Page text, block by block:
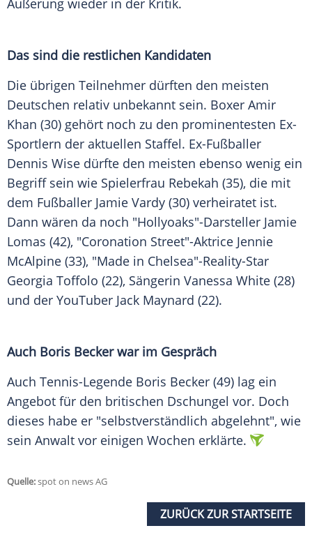
Äußerung wieder in der Kritik.
Das sind die restlichen Kandidaten
Die übrigen Teilnehmer dürften den meisten
Deutschen relativ unbekannt sein. Boxer Amir
Khan (30) gehört noch zu den prominentesten Ex-
Sportlern der aktuellen Staffel. Ex-Fußballer
Dennis Wise dürfte den meisten ebenso wenig ein
Begriff sein wie Spielerfrau Rebekah (35), die mit
dem Fußballer Jamie Vardy (30) verheiratet ist.
Dann wären da noch "Hollyoaks"-Darsteller Jamie
Lomas (42), "Coronation Street"-Aktrice Jennie
McAlpine (33), "Made in Chelsea"-Reality-Star
Georgia Toffolo (22), Sängerin Vanessa White (28)
und der YouTuber Jack Maynard (22).
Auch Boris Becker war im Gespräch
Auch Tennis-Legende Boris Becker (49) lag ein
Angebot für den britischen Dschungel vor. Doch
dieses habe er "selbstverständlich abgelehnt", wie
sein Anwalt vor einigen Wochen erklärte.
Quelle:spot on news AG
ZURÜCK ZUR STARTSEITE